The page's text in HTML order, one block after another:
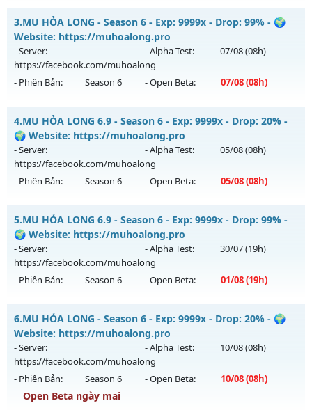
Kiểu reset: Non Reset
Thể loại: Mu Nguyên bản Webzen
Antihack: XShield
Mu Viêt Plus SS6 - Tiêu phí tích lũy, Đồ họa đỉnh cao
Mu mới ra tháng 08 2026 - Mở máy chủ
ngày 04/08/2626
Exp: 9999x - Drop: 90%
Thể loại: Mu Bán Đồ Full Trong Shop
Antihack: Phoenix 2026
3.MU HỎA LONG - Season 6 - Exp: 9999x - Drop: 99% - 🌍
Website: https://muhoalong.pro
- Server:
https://facebook.com/muhoalong
- Alpha Test: 07/08(08h)
- Phiên Bản: Season 6 - Open Beta: 07/08(08h)
MU HỎA LONG - 🌍 Website: https://muhoalong.pro
Mu mới ra tháng 08 2026 - Mở máy chủ
https://facebook.com/muhoalongvào 08h ngày
07/08/2626
Exp: 9999x - Drop: 99%
Thể loại: Mu Nguyên bản Webzen
Antihack: XShield
4.MU HỎA LONG 6.9 - Season 6 - Exp: 9999x - Drop: 20% -
🌍 Website: https://muhoalong.pro
- Server:
https://facebook.com/muhoalong
- Alpha Test: 05/08(08h)
- Phiên Bản: Season 6 - Open Beta: 05/08(08h)
MU HỎA LONG 6.9 - 🌍 Website: https://muhoalong.pro
Mu mới ra tháng 08 2026 - Mở máy chủ
https://facebook.com/muhoalongvào 08h ngày
05/08/2626
Exp: 9999x - Drop: 20%
Thể loại: Mu Nguyên bản Webzen
Antihack: XShield
5.MU HỎA LONG 6.9 - Season 6 - Exp: 9999x - Drop: 99% -
🌍 Website: https://muhoalong.pro
- Server:
https://facebook.com/muhoalong
- Alpha Test: 30/07(19h)
- Phiên Bản: Season 6 - Open Beta: 01/08(19h)
MU HỎA LONG 6.9 - 🌍 Website: https://muhoalong.pro
Mu mới ra tháng 08 2026 - Mở máy chủ
https://facebook.com/muhoalongvào 19h ngày
01/08/2626
Exp: 9999x - Drop: 99%
Kiểu reset: Non Reset
6.MU HỎA LONG - Season 6 - Exp: 9999x - Drop: 20% - 🌍
Website: https://muhoalong.pro
- Server:
https://facebook.com/muhoalong
- Alpha Test: 10/08(08h)
- Phiên Bản: Season 6 - Open Beta: 10/08(08h)
Open Beta ngày mai